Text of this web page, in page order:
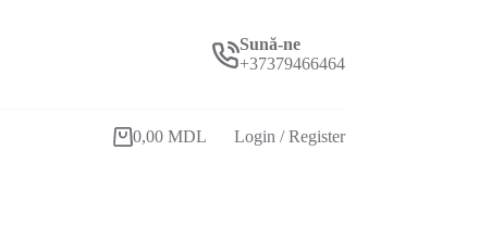
Sună-ne
+37379466464
Coș0,00 MDL Login / Register